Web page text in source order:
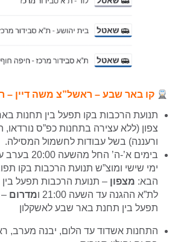
קו באר שבע – ראשל”צ משה דיין –
תנועת הרכבות בקו תפעל בין תחנות
צפון (ללא עצירה בתחנות כפ”ס נורדאו,
ורעננה) בשל עבודות לחשמול המסילה.
ימי שישי ומוצ”ש תנועת הרכבות בקו
הבא: מצפון – תנועת הרכבות תפעל
לת”א ההגנה עד השעה 21:00 ו
מדרום
תפעל בין תחנת באר שבע לאשקלון
התחנות אשדוד עד הלום, יבנה מערב,